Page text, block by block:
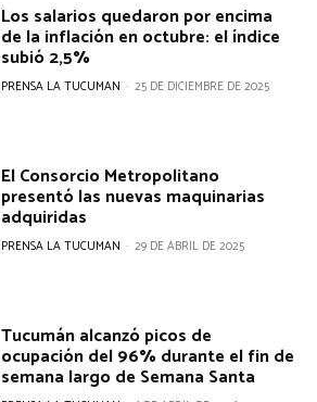
Los salarios quedaron por encima
de la inflación en octubre: el índice
subió 2,5%
PRENSA LA TUCUMAN - 25 DE DICIEMBRE DE 2025
El Consorcio Metropolitano
presentó las nuevas maquinarias
adquiridas
PRENSA LA TUCUMAN - 29 DE ABRIL DE 2025
Tucumán alcanzó picos de
ocupación del 96% durante el fin de
semana largo de Semana Santa